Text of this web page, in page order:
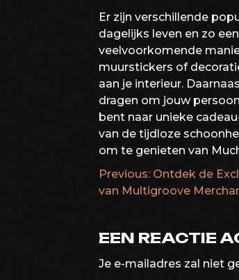
Er zijn verschillende
dagelijks leven en zo
veelvoorkomende
muurstickers of
aan je interieur.
dragen om jouw
bent naar unieke
van de tijdloze
om te genieten van
Previous: Ontdek de
van Multigroove
EEN REACTIE
Je e-mailadres zal niet